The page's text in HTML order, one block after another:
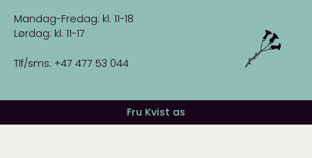
Mandag-Fredag: kl. 11-18
Lørdag: kl. 11-17
Tlf/sms: +47 477 53 044
Fru Kvist as